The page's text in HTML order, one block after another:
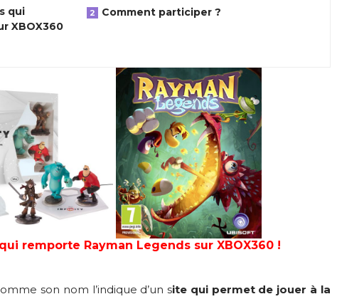
qui
XBOX360
Comment participer ?
remporte Rayman Legends sur XBOX360 !
son nom l’indique d’un site qui permet de jouer à la